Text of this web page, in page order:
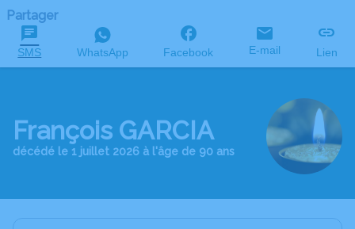
Partager
SMS WhatsApp Facebook E-mail Lien
François GARCIA
décédé le 1 juillet 2026 à l'âge de 90 ans